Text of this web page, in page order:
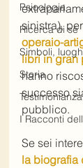
Psicologia
Ricerca di sé
Simboli,
Storia
Testimonianza
I Racconti
sinistra),
operaio-
libri in gran
hanno
successo
pubblico.
Se sei
la biografia